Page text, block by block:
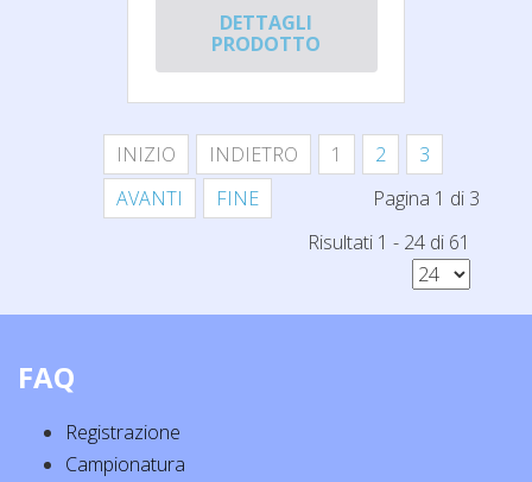
DETTAGLI
PRODOTTO
INIZIO INDIETRO 1 2
3
AVANTI
FINE
Pagina 1 di 3
Risultati 1 - 24 di 61
FAQ
Registrazione
Campionatura